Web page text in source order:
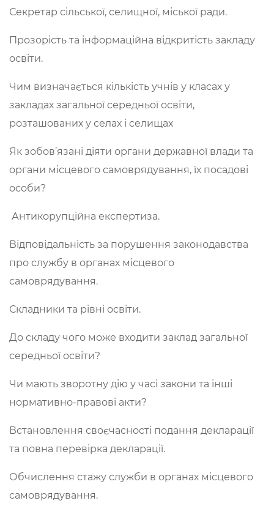
Секретар сільської, селищної, міської ради.
Прозорість та інформаційна відкритість закладу
освіти.
Чим визначається кількість учнів у класах у
закладах загальної середньої освіти,
розташованих у селах і селищах
Як зобов’язані діяти органи державної влади та
органи місцевого самоврядування, їх посадові
особи?
Антикорупційна експертиза.
Відповідальність за порушення законодавства
про службу в органах місцевого
самоврядування.
Складники та рівні освіти.
До складу чого може входити заклад загальної
середньої освіти?
Чи мають зворотну дію у часі закони та інші
нормативно-правові акти?
Встановлення своєчасності подання декларації
та повна перевірка декларації.
Обчислення стажу служби в органах місцевого
самоврядування.